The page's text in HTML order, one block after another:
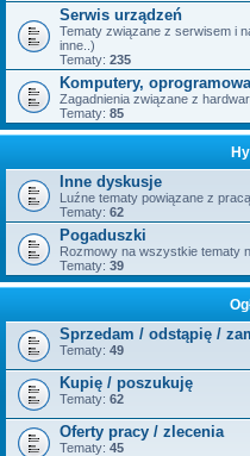
Serwis urządzeń
Tematy związane z serwisem i
inne..)
Tematy: 235
Komputery,
Zagadnienia związane z
Tematy: 85
Inne dyskusje
Luźne tematy powiązane z
Tematy: 62
Pogaduszki
Rozmowy na wszystkie tematy
Tematy: 39
Sprzedam / odstąpię /
Tematy: 49
Kupię / poszukuję
Tematy: 62
Oferty pracy / zlecenia
Tematy: 45